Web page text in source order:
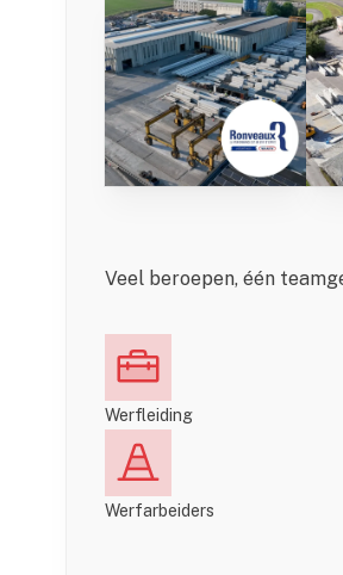
Veel beroepen, één
Werfleiding
Werfarbeiders